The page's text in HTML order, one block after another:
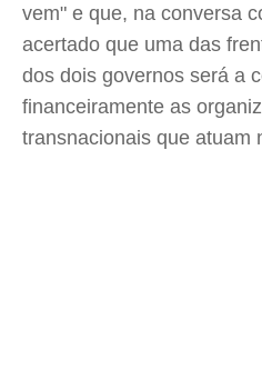
vem" e que, na conversa
acertado que uma das
dos dois governos será a
financeiramente as
transnacionais que atuam